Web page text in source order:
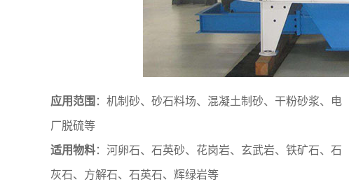
应用范围 ：机制砂、砂石料场、混凝土制砂、干粉砂浆、电
厂脱硫等
适用物料：河卵石、石英砂、花岗岩、玄武岩、铁矿石、石
灰石、方解石、石英石、辉绿岩等